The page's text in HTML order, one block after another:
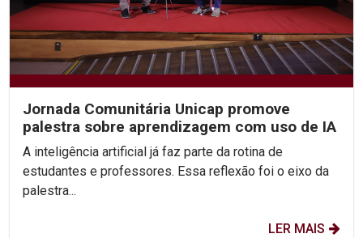
Jornada Comunitária Unicap promove
palestra sobre aprendizagem com uso de IA
A inteligência artificial já faz parte da rotina de
estudantes e professores. Essa reflexão foi o eixo da
palestra...
LER MAIS